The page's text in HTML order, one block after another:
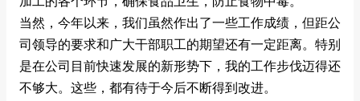
当然，今年以来，我们虽然作出了一些工作成绩，但距公
司领导的要求和广大干部职工的期望还有一定距离。特别
是在公司目前快速发展的新形势下，我的工作步伐迈得还
不够大。这些，都有待于今后不断得到改进。